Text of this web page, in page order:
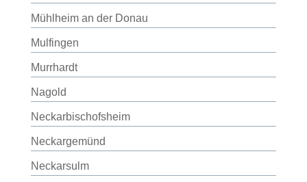
Mühlheim an der Donau
Mulfingen
Murrhardt
Nagold
Neckarbischofsheim
Neckargemünd
Neckarsulm